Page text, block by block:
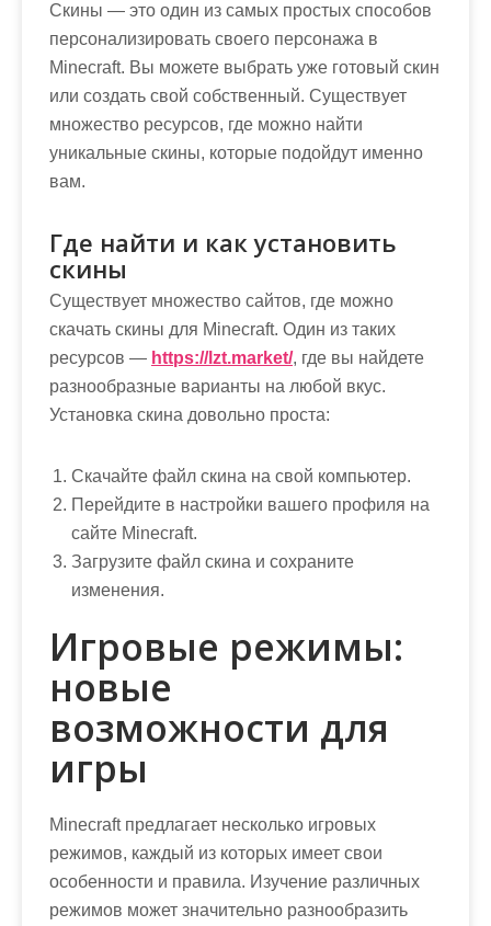
Скины — это один из самых простых способов
персонализировать своего персонажа в
Minecraft. Вы можете выбрать уже готовый скин
или создать свой собственный. Существует
множество ресурсов, где можно найти
уникальные скины, которые подойдут именно
вам.
Где найти и как установить
скины
Существует множество сайтов, где можно
скачать скины для Minecraft. Один из таких
ресурсов — https://lzt.market/, где вы найдете
разнообразные варианты на любой вкус.
Установка скина довольно проста:
Скачайте файл скина на свой компьютер.
Перейдите в настройки вашего профиля на
сайте Minecraft.
Загрузите файл скина и сохраните
изменения.
Игровые режимы:
новые
возможности для
игры
Minecraft предлагает несколько игровых
режимов, каждый из которых имеет свои
особенности и правила. Изучение различных
режимов может значительно разнообразить